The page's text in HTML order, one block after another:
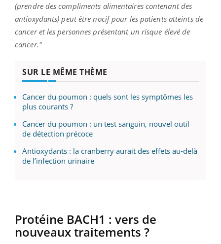
(prendre des compliments alimentaires contenant des
antioxydants) peut être nocif pour les patients atteints de
cancer et les personnes présentant un risque élevé de
cancer."
SUR LE MÊME THÈME
Cancer du poumon : quels sont les symptômes les
plus courants ?
Cancer du poumon : un test sanguin, nouvel outil
de détection précoce
Antioxydants : la cranberry aurait des effets au-delà
de l’infection urinaire
Protéine BACH1 : vers de
nouveaux traitements ?